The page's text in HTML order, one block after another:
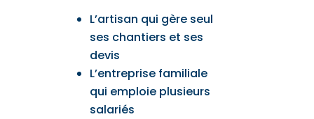
L’artisan qui gère seul
ses chantiers et ses
devis
L’entreprise familiale
qui emploie plusieurs
salariés